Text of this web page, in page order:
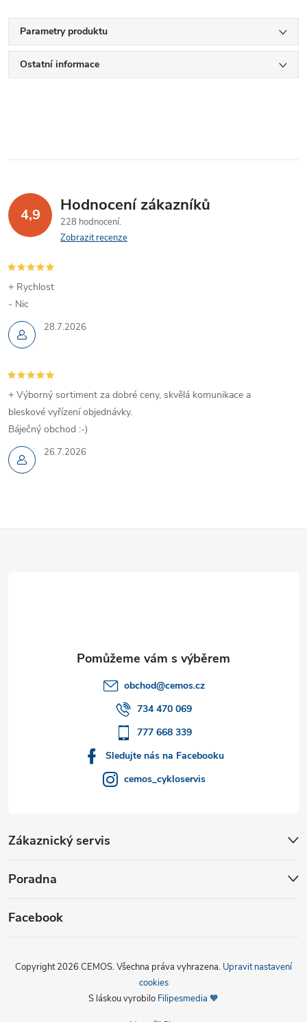
Parametry produktu
Ostatní informace
4,9 Hodnocení zákazníků
228 hodnocení
Zobrazit recenze
28.7.2026
+ Rychlost
- Nic
26.7.2026
+ Výborný sortiment za dobré ceny, skvělá komunikace a
bleskové vyřízení objednávky.
Báječný obchod :-)
obchod@cemos.cz
734 470 069
777 668 339
Sledujte nás na Facebooku
cemos_cykloservis
Zákaznický servis
Poradna
Facebook
Copyright 2026 CEMOS. Všechna práva vyhrazena. Upravit nastavení
cookies
S láskou vyrobilo Filipesmedia 🧡